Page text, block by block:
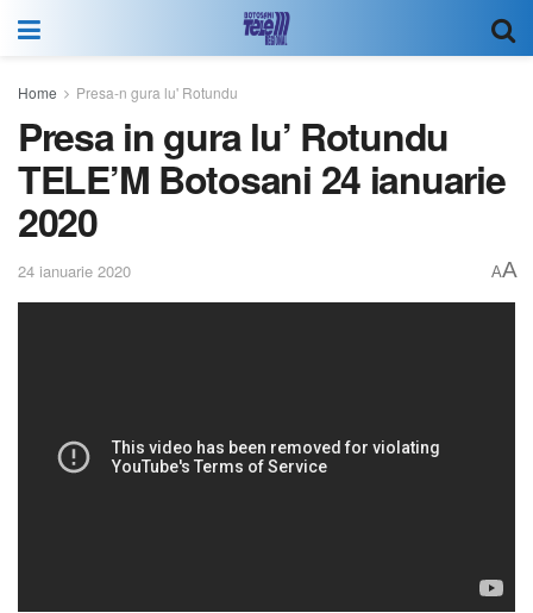
Home Presa-n gura lu' Rotundu
Presa in gura lu’ Rotundu
TELE’M Botosani 24 ianuarie
2020
24 ianuarie 2020 AA